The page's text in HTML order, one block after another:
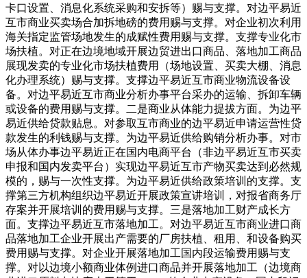
卡口设置、消息化系统采购和安拆等）赐与支撑。对边平易近
互市商业买卖场合加拆地磅的费用赐与支撑。对企业初次利用
海关指定监管场地发生的成赋性费用赐与支撑。支撑专业化市
场扶植。对正在边境地域开展边贸进出口商品、落地加工商品
展现发卖的专业化市场扶植费用（场地设置、买卖大棚、消息
化办理系统）赐与支撑。支撑边平易近互市商业物流设备设
备。对边平易近互市商业分析办事平台采办的运输、拆卸车辆
或设备的费用赐与支撑。二是商业从体能力提拔方面。为边平
易近供给贷款贴息。对参取互市商业的边平易近申请运营性贷
款发生的利钱赐与支撑。为边平易近供给购销分析办事。对市
场从体办事边平易近正在国内电商平台（非边平易近互市买卖
申报和国内发卖平台）实现边平易近互市产物买卖达到必然规
模的，赐与一次性支撑。为边平易近供给政策培训的支撑。支
撑第三方机构组织边平易近开展政策宣讲培训，对报省商务厅
存案并开展培训的费用赐与支撑。三是落地加工财产成长方
面。支撑边平易近互市落地加工。对边平易近互市商业进口商
品落地加工企业开展出产需要的厂房扶植、租用、和设备购买
费用赐与支撑。对企业开展落地加工国内段运输费用赐与支
撑。对以边境小额商业体例进口商品并开展落地加工（边境商